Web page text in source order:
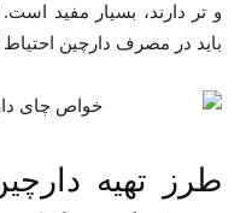
و تر دارند، بسیار مفید
باید در مصرف دارچین احتیاط
طرز تهیه